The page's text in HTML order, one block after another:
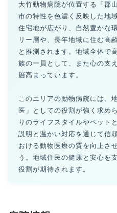
大竹動物病院が位置する「郡
市の特性を色濃く反映した地
住宅地が広がり、自然豊かな
リー層や、長年地域に住む高
と推測されます。地域全体で
族の一員として、また心の支
層高まっています。
このエリアの動物病院には、
医」としての役割が強く求め
りのライフスタイルやペット
説明と温かい対応を通じて信
おける動物医療の質を向上さ
う。地域住民の健康と安心を
役割が期待されます。